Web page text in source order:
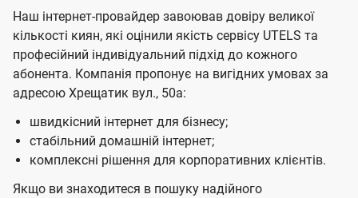
Наш інтернет-провайдер завоював довіру великої
кількості киян, які оцінили якість сервісу UTELS та
професійний індивідуальний підхід до кожного
абонента. Компанія пропонує на вигідних умовах за
адресою Хрещатик вул., 50а:
швидкісний інтернет для бізнесу;
стабільний домашній інтернет;
комплексні рішення для корпоративних клієнтів.
Якщо ви знаходитеся в пошуку надійного